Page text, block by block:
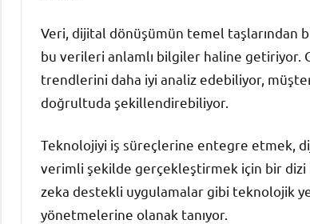
Veri, dijital dönüşümün temel taşlarından
bu verileri anlamlı bilgiler haline getiriyor.
trendlerini daha iyi analiz edebiliyor,
doğrultuda şekillendirebiliyor.
Teknolojiyi iş süreçlerine entegre etmek,
verimli şekilde gerçekleştirmek için bir dizi
zeka destekli uygulamalar gibi teknolojik
yönetmelerine olanak tanıyor.